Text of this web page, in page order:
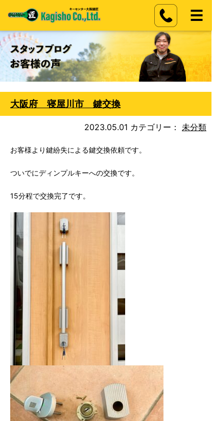
大阪府 寝屋川市 鍵交換
2023.05.01 カテゴリー： 未分類
お客様より鍵紛失による鍵交換依頼です。
ついでにディンプルキーへの交換です。
15分程で交換完了です。